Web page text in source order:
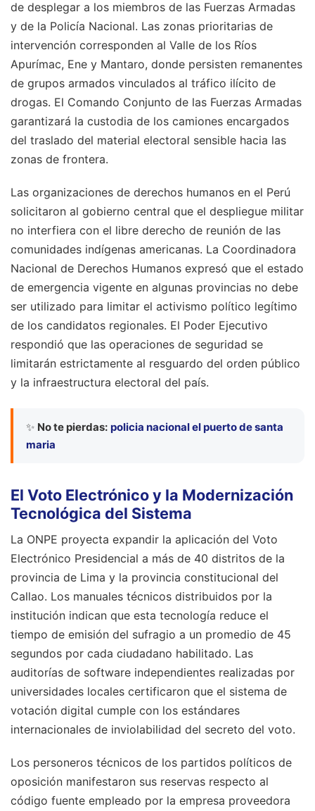
de desplegar a los miembros de las Fuerzas Armadas
y de la Policía Nacional. Las zonas prioritarias de
intervención corresponden al Valle de los Ríos
Apurímac, Ene y Mantaro, donde persisten remanentes
de grupos armados vinculados al tráfico ilícito de
drogas. El Comando Conjunto de las Fuerzas Armadas
garantizará la custodia de los camiones encargados
del traslado del material electoral sensible hacia las
zonas de frontera.
Las organizaciones de derechos humanos en el Perú
solicitaron al gobierno central que el despliegue militar
no interfiera con el libre derecho de reunión de las
comunidades indígenas americanas. La Coordinadora
Nacional de Derechos Humanos expresó que el estado
de emergencia vigente en algunas provincias no debe
ser utilizado para limitar el activismo político legítimo
de los candidatos regionales. El Poder Ejecutivo
respondió que las operaciones de seguridad se
limitarán estrictamente al resguardo del orden público
y la infraestructura electoral del país.
✨ No te pierdas: policia nacional el puerto de santa
maria
El Voto Electrónico y la Modernización
Tecnológica del Sistema
La ONPE proyecta expandir la aplicación del Voto
Electrónico Presidencial a más de 40 distritos de la
provincia de Lima y la provincia constitucional del
Callao. Los manuales técnicos distribuidos por la
institución indican que esta tecnología reduce el
tiempo de emisión del sufragio a un promedio de 45
segundos por cada ciudadano habilitado. Las
auditorías de software independientes realizadas por
universidades locales certificaron que el sistema de
votación digital cumple con los estándares
internacionales de inviolabilidad del secreto del voto.
Los personeros técnicos de los partidos políticos de
oposición manifestaron sus reservas respecto al
código fuente empleado por la empresa proveedora